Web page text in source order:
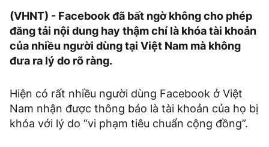
(VHNT) - Facebook đã bất ngờ không cho phép
đăng tải nội dung hay thậm chí là khóa tài khoản
của nhiều người dùng tại Việt Nam mà không
đưa ra lý do rõ ràng.
Hiện có rất nhiều người dùng Facebook ở Việt
Nam nhận được thông báo là tài khoản của họ bị
khóa với lý do “vi phạm tiêu chuẩn cộng đồng”.